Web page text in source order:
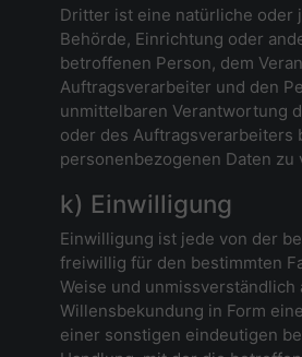
Dritter ist eine natürliche oder
Behörde, Einrichtung oder
betroffenen Person, dem
Auftragsverarbeiter und den
unmittelbaren Verantwortung
oder des Auftragsverarbeiters
personenbezogenen Daten zu
k) Einwilligung
Einwilligung ist jede von der
freiwillig für den bestimmten
Weise und unmissverständlich
Willensbekundung in Form
einer sonstigen eindeutigen